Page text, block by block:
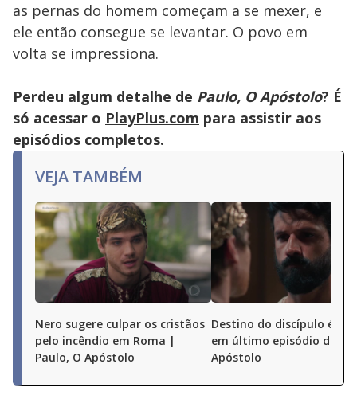
as pernas do homem começam a se mexer, e
ele então consegue se levantar. O povo em
volta se impressiona.
Perdeu algum detalhe de Paulo, O Apóstolo? É
só acessar o PlayPlus.com para assistir aos
episódios completos.
VEJA TAMBÉM
Nero sugere culpar os cristãos
pelo incêndio em Roma |
Paulo, O Apóstolo
Destino do discípulo é
em último episódio de
Apóstolo